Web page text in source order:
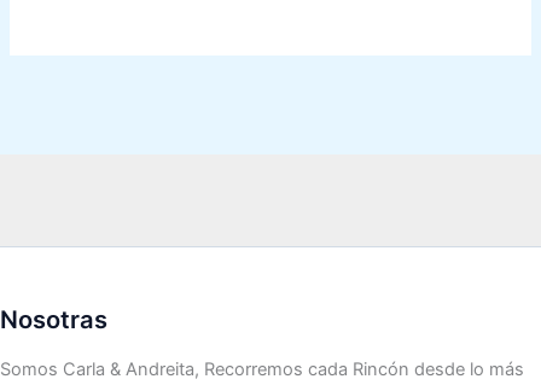
Nosotras
Somos Carla & Andreita, Recorremos cada Rincón desde lo más